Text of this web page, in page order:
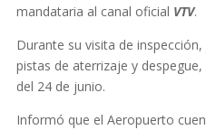
mandataria al canal oficial VTV.
Durante su visita de
pistas de aterrizaje y
del 24 de junio.
Informó que el Aeropuerto